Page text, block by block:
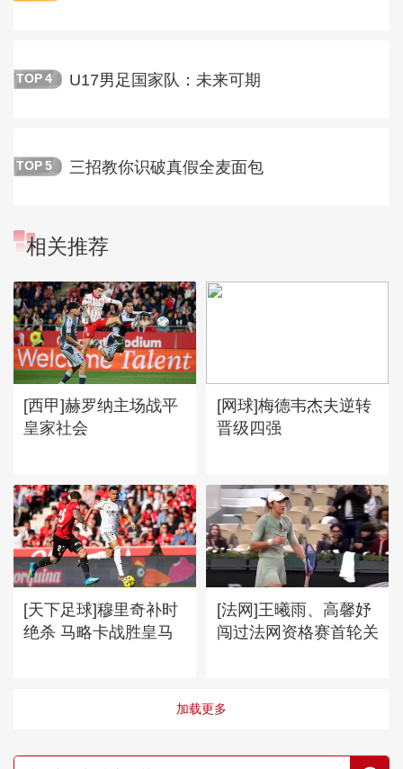
TOP 4 U17男足国家队：未来可期
TOP 5 三招教你识破真假全麦面包
相关推荐
[西甲]赫罗纳主场战平
皇家社会
[网球]梅德韦杰夫逆转
晋级四强
[天下足球]穆里奇补时
绝杀 马略卡战胜皇马
[法网]王曦雨、高馨妤
闯过法网资格赛首轮关
加载更多